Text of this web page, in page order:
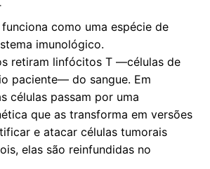
como uma espécie de
imunológico.
retiram linfócitos T —células de
paciente— do sangue. Em
células passam por uma
que as transforma em versões
e atacar células tumorais
elas são reinfundidas no